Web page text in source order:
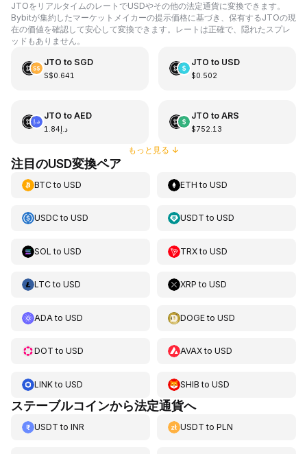
JTOをリアルタイムのレートでUSDやその他の法定通貨に変換できます。
Bybitが集約したマーケットメイカーの提示価格に基づき、保有するJTOの現
在の価値を確認して安心して変換できます。レートは正確で、隠れたスプレ
ッドもありません。
JTO to SGD
S$0.641
JTO to USD
$0.502
JTO to AED
د.إ1.84
JTO to ARS
$752.13
もっと見る ↓
注目のUSD変換ペア
BTCto USD ETH toUSD
USDCto USD USDT toUSD
SOL to USD TRXtoUSD
LTCto USD XRP toUSD
ADA to USD DOGEtoUSD
DOT to USD AVAXtoUSD
LINKto USD SHIB toUSD
ステーブルコインから法定通貨へ
USDT to INR USDT toPLN